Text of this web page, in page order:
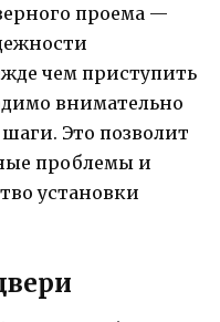
проема —
чем приступить
внимательно
Это позволит
проблемы и
установки